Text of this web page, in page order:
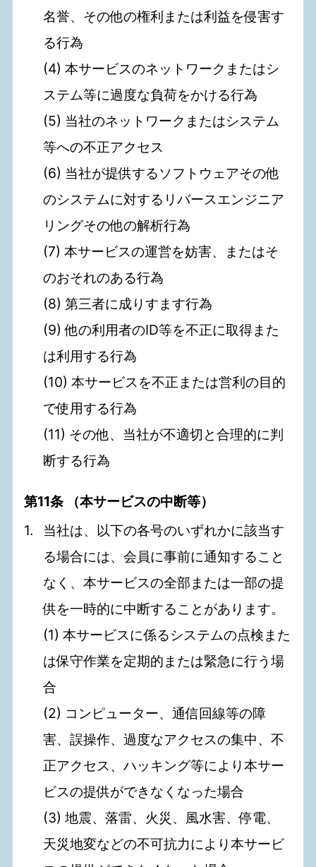
名誉、その他の権利または利益を侵害す
る行為
(4) 本サービスのネットワークまたはシ
ステム等に過度な負荷をかける行為
(5) 当社のネットワークまたはシステム
等への不正アクセス
(6) 当社が提供するソフトウェアその他
のシステムに対するリバースエンジニア
リングその他の解析行為
(7) 本サービスの運営を妨害、またはそ
のおそれのある行為
(8) 第三者に成りすます行為
(9) 他の利用者のID等を不正に取得また
は利用する行為
(10) 本サービスを不正または営利の目的
で使用する行為
(11) その他、当社が不適切と合理的に判
断する行為
第11条 （本サービスの中断等）
当社は、以下の各号のいずれかに該当す
る場合には、会員に事前に通知すること
なく、本サービスの全部または一部の提
供を一時的に中断することがあります。
(1) 本サービスに係るシステムの点検また
は保守作業を定期的または緊急に行う場
合
(2) コンピューター、通信回線等の障
害、誤操作、過度なアクセスの集中、不
正アクセス、ハッキング等により本サー
ビスの提供ができなくなった場合
(3) 地震、落雷、火災、風水害、停電、
天災地変などの不可抗力により本サービ